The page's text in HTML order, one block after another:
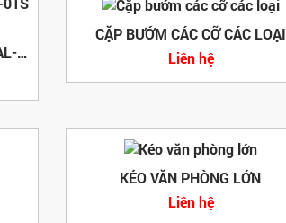
MÁY TÍNH FLEXIO - MODEL: CAL-01S (THIÊN LONG)
CẶP BƯỚM CÁC CỠ CÁC LOẠI
Liên hệ
KÉO VĂN PHÒNG LỚN
Liên hệ